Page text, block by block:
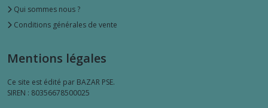
Qui sommes nous ?
Conditions générales de vente
Mentions légales
Ce site est édité par BAZAR PSE.
SIREN : 80356678500025